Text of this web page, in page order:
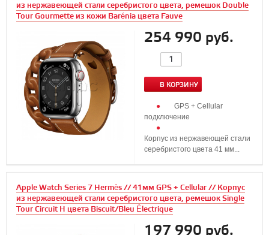
из нержавеющей стали серебристого цвета, ремешок Double
Tour Gourmette из кожи Barénia цвета Fauve
254 990 руб.
В КОРЗИНУ
GPS + Cellular
подключение
Корпус из нержавеющей стали
серебристого цвета 41 мм...
Apple Watch Series 7 Hermès // 41мм GPS + Cellular // Корпус
из нержавеющей стали серебристого цвета, ремешок Single
Tour Circuit H цвета Biscuit/Bleu Électrique
197 990 руб.